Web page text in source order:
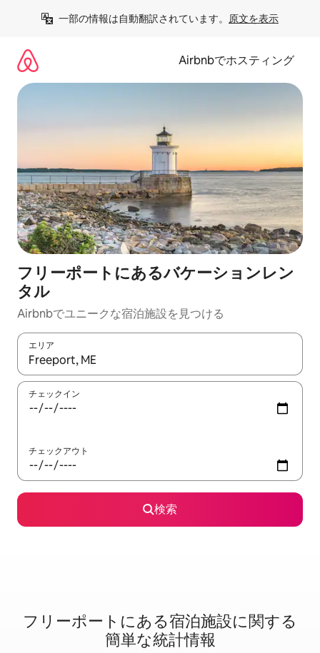
一部の情報は自動翻訳されています。 原文を表示
Airbnbでホスティング
フリーポートにあるバケーションレン
タル
Airbnbでユニークな宿泊施設を見つける
エリア
検索結果が表示されたら、上下の矢印キーを使って移動するか
チェックイン
チェックアウト
検索
フリーポートに⁠あ⁠る宿⁠泊⁠施⁠設⁠に関⁠す⁠る
簡⁠単⁠な統⁠計⁠情⁠報